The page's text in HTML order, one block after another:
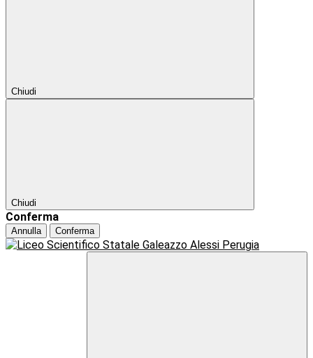
Chiudi
Chiudi
Conferma
Annulla Conferma